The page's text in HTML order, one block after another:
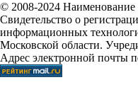
© 2008-2024 Наименование
Свидетельство о
информационных
Московской области.
Адрес электронной почты